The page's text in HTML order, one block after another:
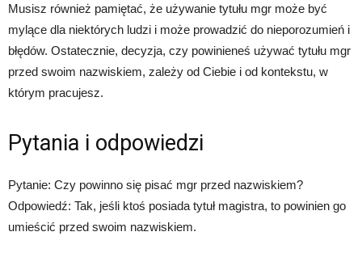
Musisz również pamiętać, że używanie tytułu mgr może być
mylące dla niektórych ludzi i może prowadzić do nieporozumień i
błędów. Ostatecznie, decyzja, czy powinieneś używać tytułu mgr
przed swoim nazwiskiem, zależy od Ciebie i od kontekstu, w
którym pracujesz.
Pytania i odpowiedzi
Pytanie: Czy powinno się pisać mgr przed nazwiskiem?
Odpowiedź: Tak, jeśli ktoś posiada tytuł magistra, to powinien go
umieścić przed swoim nazwiskiem.